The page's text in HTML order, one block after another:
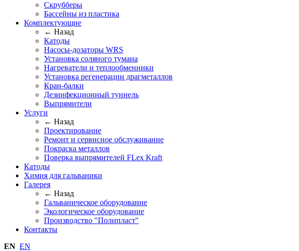
Скрубберы
Бассейны из пластика
Комплектующие
← Назад
Катоды
Насосы-дозаторы WRS
Установка соляного тумана
Нагреватели и теплообменники
Установка регенерации драгметаллов
Кран-балки
Дезинфекционный туннель
Выпрямители
Услуги
← Назад
Проектирование
Ремонт и сервисное обслуживание
Покраска металлов
Поверка выпрямителей FLex Kraft
Катоды
Химия для гальваники
Галерея
← Назад
Гальваническое оборудование
Экологическое оборудование
Производство "Полипласт"
Контакты
EN EN